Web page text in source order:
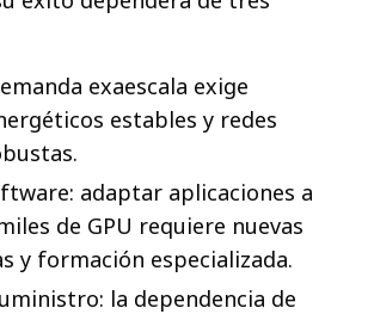
exaescala exige
estables y redes
adaptar aplicaciones a
de GPU requiere nuevas
y formación especializada.
la dependencia de